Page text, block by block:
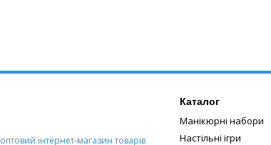
оптовий інтернет-магазин товарів
Каталог
Манікюрні набори
Настільні ігри